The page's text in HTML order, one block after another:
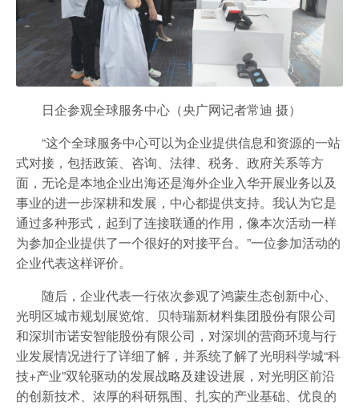
日企参观全球服务中心（央广网记者常迪 摄）
“这个全球服务中心可以为企业提供信息和资源的一站
式对接，包括政策、咨询、法律、税务、政府关系等方
面，无论是本地企业出海还是海外企业入华开展业务以及
事业的进一步深耕和发展，中心都提供支持。我认为它是
通过多种形式，起到了连接联通的作用，像本次活动一样
为参加企业提供了一个很好的对接平台。”一位参加活动的
企业代表这样评价。
随后，企业代表一行依次参观了鸿蒙生态创新中心、
光明区城市规划展览馆、贝特瑞新材料集团股份有限公司
和深圳市诺安智能股份有限公司，对深圳的营商环境与行
业发展情况进行了详细了解，并系统了解了光明科学城“科
技+产业”双轮驱动的发展战略及建设进展，对光明区前沿
的创新技术、浓厚的科研氛围、扎实的产业基础、优良的